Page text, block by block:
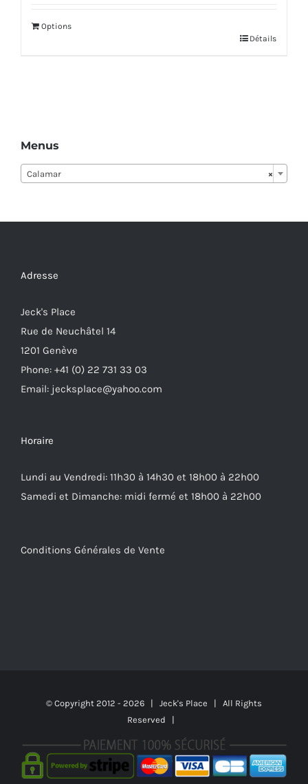
Options
Détails
Menus
×
Calamar
Adresse
Jeck's Place
Rue de Neuchâtel 14
1201 Genève
Phone: +41 (0) 22 731 33 03
Email: jecksplace@yahoo.com
Horaire
Lundi au Vendredi: 11h30 à 14h30 et 18h00 à 22h00
Samedi et Dimanche: midi fermé et 18h00 à 22h00
Conditions Générales de Vente
© Copyright 2012 - 2026 | Jeck's Place | All Rights
Reserved |